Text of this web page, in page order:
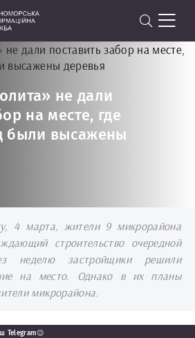
не дали
на месте, где
были высажены
4 марта, жители 9 микрорайона
строительство очередной
неделю застройщики решили
на место. Однако в их планы
микрорайона.
Telegram😉